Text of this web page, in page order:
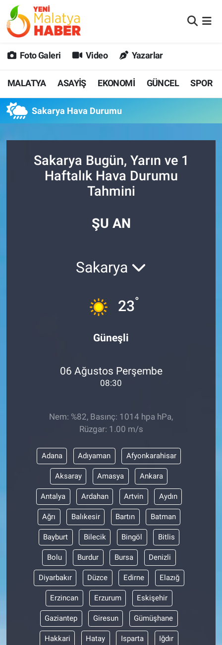
Foto Galeri Video Yazarlar
MALATYA ASAYİŞ EKONOMİ GÜNCEL SPOR
Sakarya Hava Durumu
Sakarya Bugün, Yarın ve 1
Haftalık Hava Durumu
Tahmini
ŞU AN
Sakarya
23°
Güneşli
06 Ağustos Perşembe
08:30
Nem: %82, Basınç: 1014 hpa hPa,
Rüzgar: 1.00 m/s
Adana Adıyaman Afyonkarahisar
Aksaray Amasya Ankara
Antalya Ardahan Artvin Aydın
Ağrı Balıkesir Bartın Batman
Bayburt Bilecik Bingöl Bitlis
Bolu Burdur Bursa Denizli
Diyarbakır Düzce Edirne Elazığ
Erzincan Erzurum Eskişehir
Gaziantep Giresun Gümüşhane
Hakkari Hatay Isparta Iğdır
MALATYA
GÜNCEL
SPOR
SAĞLIK
DİĞER
Malatya Nöbetçi Eczaneler
MALATYA Namaz Vakitleri
Malatya Trafik Yoğunluk Haritası
Süper Lig Puan Durumu ve Fikstür
Tüm Manşetler
Son Dakika Haberleri